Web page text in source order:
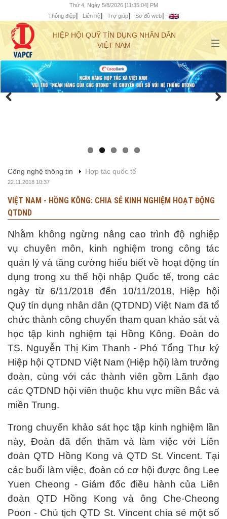
Thứ 4, Ngày 5/8/2026 [11:35:05] PM
Thông điệp
Liên hệ Trợ giúp Sơ đồ web
HIỆP HỘI QUỸ TÍN DỤNG NHÂN DÂN
VIỆT NAM
Công nghệ thông tin Hợp tác quốc tế
22.11.2018 10:37
VIỆT NAM - HỒNG KÔNG: CHIA SẺ KINH NGHIỆM HOẠT ĐỘNG
QTDND
Nhằm không ngừng nâng cao trình độ nghiệp
vụ chuyên môn, kinh nghiệm trong công tác
quản lý và tăng cường hiểu biết về hoạt động tín
dụng trong xu thế hội nhập Quốc tế, trong các
ngày từ 6/11/2018 đến 10/11/2018, Hiệp hội
Quỹ tín dụng nhân dân (QTDND) Việt Nam đã tổ
chức thành công chuyến tham quan khảo sát và
học tập kinh nghiệm tại Hồng Kông. Đoàn do
TS. Nguyễn Thị Kim Thanh - Phó Tổng Thư ký
Hiệp hội QTDND Việt Nam (Hiệp hội) làm trưởng
đoàn, cùng với các thành viên gồm Lãnh đạo
các QTDND hội viên thuộc khu vực miền Bắc và
miền Trung.
Trong chuyến khảo sát học tập kinh nghiệm lần
này, Đoàn đã đến thăm và làm việc với Liên
đoàn QTD Hồng Kong và QTD St. Vincent. Tại
các buổi làm việc, đoàn có cơ hội được ông Lee
Yuen Cheong - Giám đốc điều hành của Liên
đoàn QTD Hồng Kong và ông Che-Cheong
Poon - Chủ tịch QTD St. Vincent chia sẻ một số